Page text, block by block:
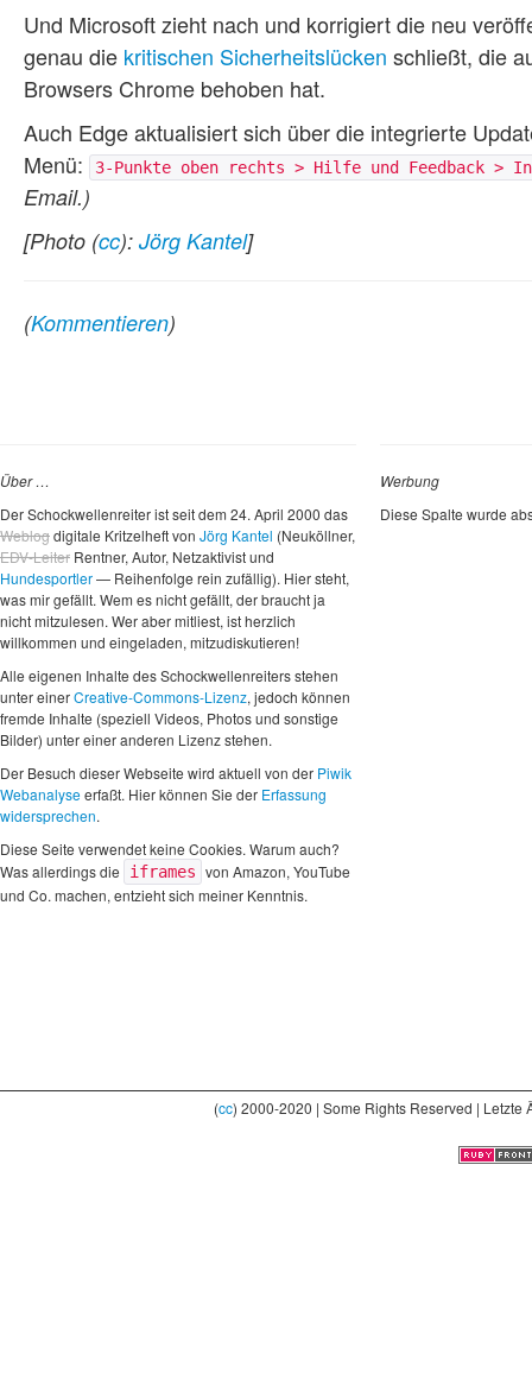
Und Microsoft zieht nach und korrigiert die neu
genau die kritischen Sicherheitslücken schließt, die
Browsers Chrome behoben hat.
Auch Edge aktualisiert sich über die integrierte
Menü:
3-Punkte oben rechts > Hilfe und Feedback >
Email.)
[Photo (cc): Jörg Kantel]
(Kommentieren)
Über …
Der Schockwellenreiter ist seit dem 24. April 2000 das
Weblogdigitale Kritzelheft von Jörg Kantel (Neuköllner,
EDV-Leiter Rentner, Autor, Netzaktivist und
Hundesportler— Reihenfolge rein zufällig). Hier steht,
was mir gefällt. Wem es nicht gefällt, der braucht ja
nicht mitzulesen. Wer aber mitliest, ist herzlich
willkommen und eingeladen, mitzudiskutieren!
Alle eigenen Inhalte des Schockwellenreiters stehen
unter einerCreative-Commons-Lizenz, jedoch können
fremde Inhalte (speziell Videos, Photos und sonstige
Bilder) unter einer anderen Lizenz stehen.
Der Besuch dieser Webseite wird aktuell von der Piwik
Webanalyseerfaßt. Hier können Sie der Erfassung
widersprechen.
Diese Seite verwendet keine Cookies. Warum auch?
Was allerdings die
iframes von Amazon, YouTube
und Co. machen, entzieht sich meiner Kenntnis.
Werbung
Diese Spalte wurde
(cc) 2000-2020 | Some Rights Reserved |